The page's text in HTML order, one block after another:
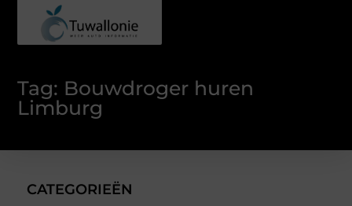
Tag: Bouwdroger huren
Limburg
CATEGORIEËN